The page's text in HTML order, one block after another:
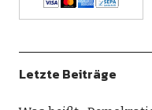
Letzte Beiträge